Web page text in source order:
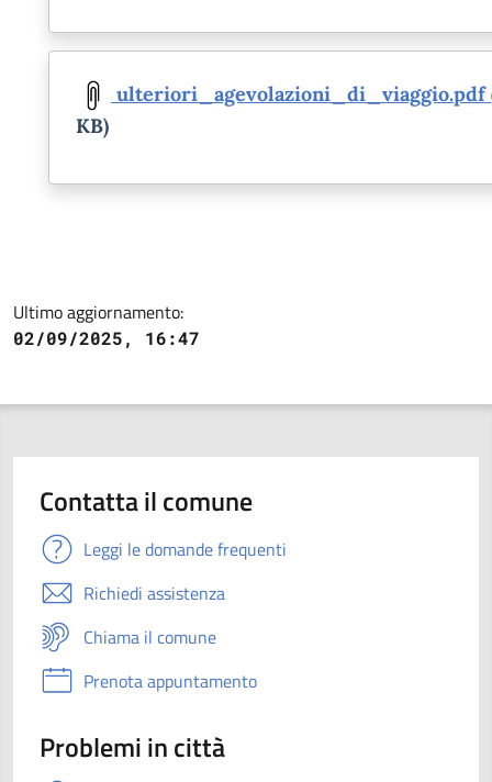
ulteriori_agevolazioni_di_viaggio.pdf
KB)
Ultimo aggiornamento:
02/09/2025, 16:47
Contatta il comune
Leggi le domande frequenti
Richiedi assistenza
Chiama il comune
Prenota appuntamento
Problemi in città